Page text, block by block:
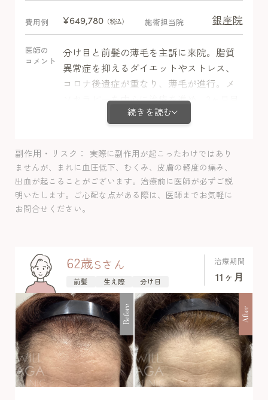
費用例 ¥649,780（税込） 施術担当院 銀座院
医師の
コメント
分け目と前髪の薄毛を主訴に来院。脂質
異常症を抑えるダイエットやストレス、
コロナ後遺症が重なり、薄毛が進行。メ
ソセラピーを中心に治療を進め、3ヶ月目
で発毛を実感。分け目の透け感が目立た
続きを読む
副作用・リスク
実際に副作用が起こったわけではあり
ませんが、まれに血圧低下、むくみ、皮膚の軽度の痛み、
出血が起こることがございます。治療前に医師が必ずご説
明いたします。ご心配な点がある際は、医師までお気軽に
お問合せください。
62歳Sさん
前髪 生え際 分け目
治療期間
11ヶ月
Before After